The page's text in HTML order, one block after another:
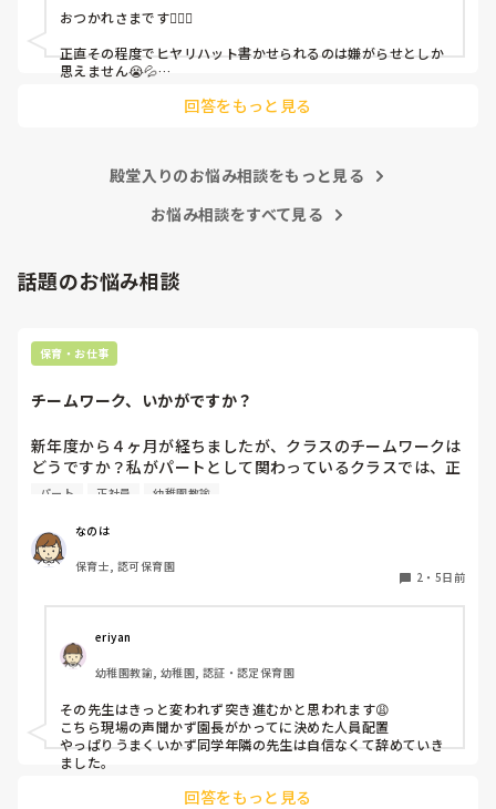
皆さんの園はどうですか?
おつかれさまです🙇🏻‍♀️
正直その程度でヒヤリハット書かせられるのは嫌がらせとしか
思えません😭💦
回答をもっと見る
殿堂入りのお悩み相談をもっと見る
お悩み相談をすべて見る
話題のお悩み相談
保育・お仕事
チームワーク、いかがですか？
新年度から４ヶ月が経ちましたが、クラスのチームワークは
どうですか？私がパートとして関わっているクラスでは、正
社員の連携が取れておらずギクシャクしています。ボス的な
という形です。もう少しチーム保育が出来たら肩の力が抜け
て楽なんじゃないかなぁと思います。
パート 正社員 幼稚園教諭
なのは
保育士, 認可保育園
2 ・ 5日前
eriyan
幼稚園教諭, 幼稚園, 認証・認定保育園
その先生はきっと変われず突き進むかと思われます😩
こちら現場の声聞かず園長がかってに決めた人員配置
やっぱりうまくいかず同学年隣の先生は自信なくて辞めていき
ました。
回答をもっと見る